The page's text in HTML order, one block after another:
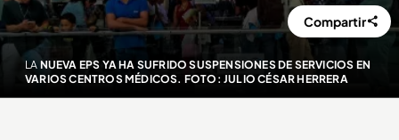
LA NUEVA EPS YA HA SUFRIDO SUSPENSIONES DE SERVICIOS EN
VARIOS CENTROS MÉDICOS. FOTO: JULIO CÉSAR HERRERA
Compartir